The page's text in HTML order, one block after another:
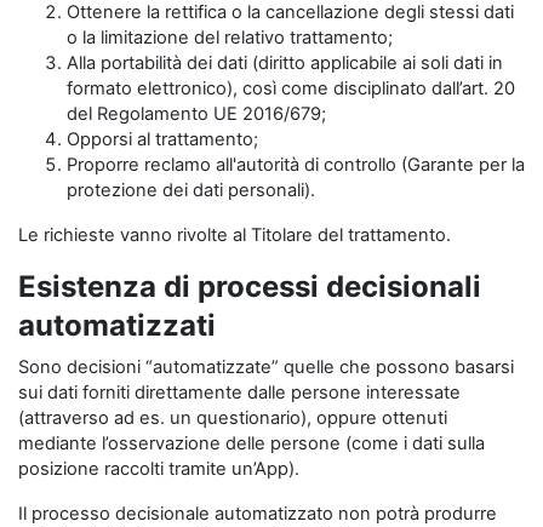
Ottenere la rettifica o la cancellazione degli stessi dati
o la limitazione del relativo trattamento;
Alla portabilità dei dati (diritto applicabile ai soli dati in
formato elettronico), così come disciplinato dall’art. 20
del Regolamento UE 2016/679;
Opporsi al trattamento;
Proporre reclamo all'autorità di controllo (Garante per la
protezione dei dati personali).
Le richieste vanno rivolte al Titolare del trattamento.
Esistenza di processi decisionali
automatizzati
Sono decisioni “automatizzate” quelle che possono basarsi
sui dati forniti direttamente dalle persone interessate
(attraverso ad es. un questionario), oppure ottenuti
mediante l’osservazione delle persone (come i dati sulla
posizione raccolti tramite un’App).
Il processo decisionale automatizzato non potrà produrre